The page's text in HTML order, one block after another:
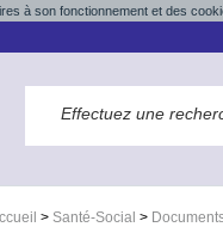
à son fonctionnement et des
> Santé-Social >